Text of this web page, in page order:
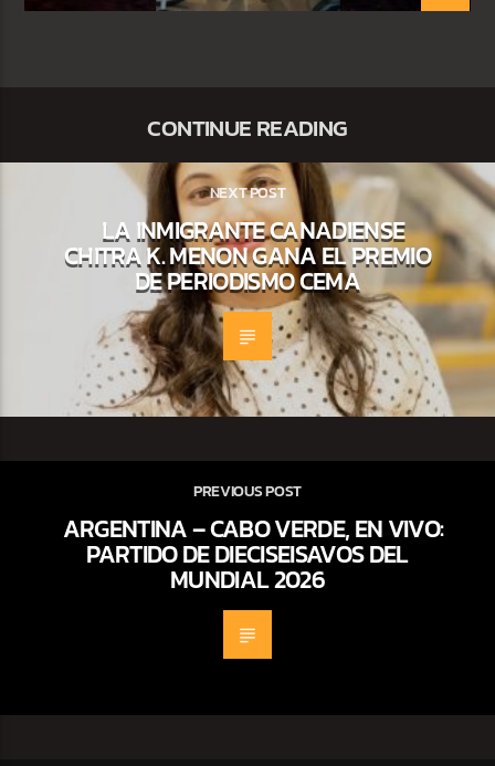
CONTINUE READING
NEXT POST
LA INMIGRANTE CANADIENSE
CHITRA K. MENON GANA EL PREMIO
DE PERIODISMO CEMA
PREVIOUS POST
ARGENTINA – CABO VERDE, EN VIVO:
PARTIDO DE DIECISEISAVOS DEL
MUNDIAL 2026